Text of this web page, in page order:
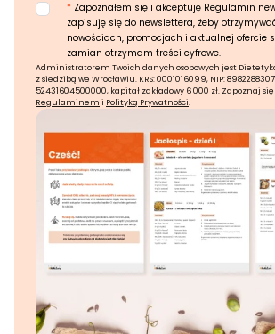
* Zapoznałem się i akceptuję Regulamin
zapisuję się do newslettera, żeby
nowościach, promocjach i aktualnej ofercie
zamian otrzymam treści cyfrowe.
Administratorem Twoich danych osobowych jest
z siedzibą we Wrocławiu. KRS: 0001016099, NIP:
52431604500000, kapitał zakładowy 6 000 zł. Zapoznaj
Regulaminem i Polityką Prywatności.